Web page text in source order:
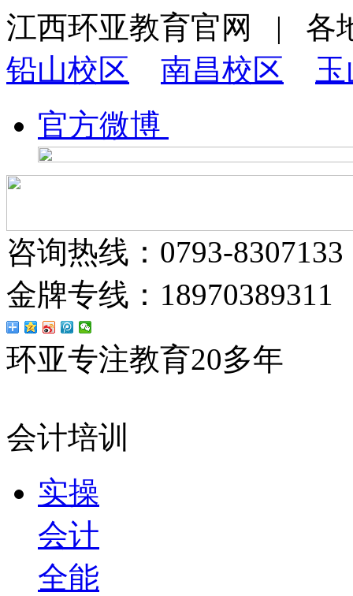
江西环亚教育官网 | 各
铅山校区
南昌校区
官方微博
咨询热线：0793-8307133
金牌专线：18970389311
环亚专注教育20多年
会计培训
实操
会计
全能